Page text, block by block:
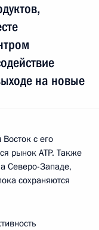
на новые
с его
рынок АТР. Также
Северо-Западе,
сохраняются